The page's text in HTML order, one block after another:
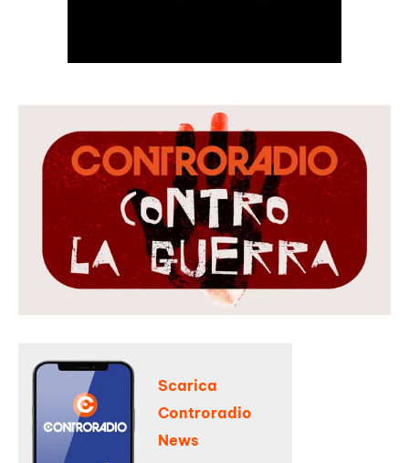
Scarica
Controradio
News